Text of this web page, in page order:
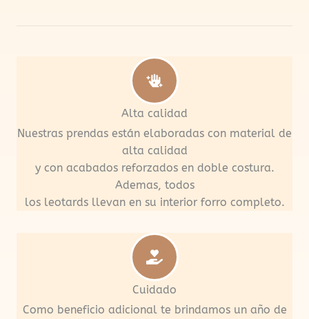
Alta calidad
Nuestras prendas están elaboradas con material de
alta calidad
y con acabados reforzados en doble costura.
Ademas, todos
los leotards llevan en su interior forro completo.
Cuidado
Como beneficio adicional te brindamos un año de